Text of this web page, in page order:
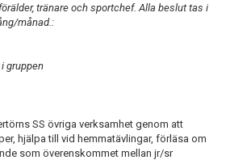
tränare och sportchef. Alla beslut tas i
månad.:
gruppen
SS övriga verksamhet genom att
hjälpa till vid hemmatävlingar, förläsa om
som överenskommet mellan jr/sr